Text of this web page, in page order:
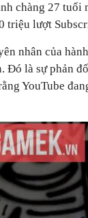
chàng 27 tuổi
triệu lượt
nhân của
Đó là sự phản
YouTube